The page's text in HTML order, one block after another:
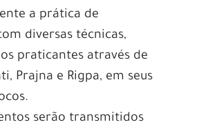
a prática de
diversas técnicas,
praticantes através de
Prajna e Rigpa, em seus
serão transmitidos